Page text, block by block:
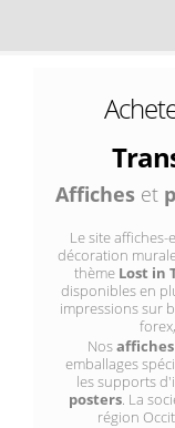
Affiches et
Le site
décoration
thème Lost in
disponibles en
impressions sur
Nosaffiches
emballages
les supports
posters. La
région